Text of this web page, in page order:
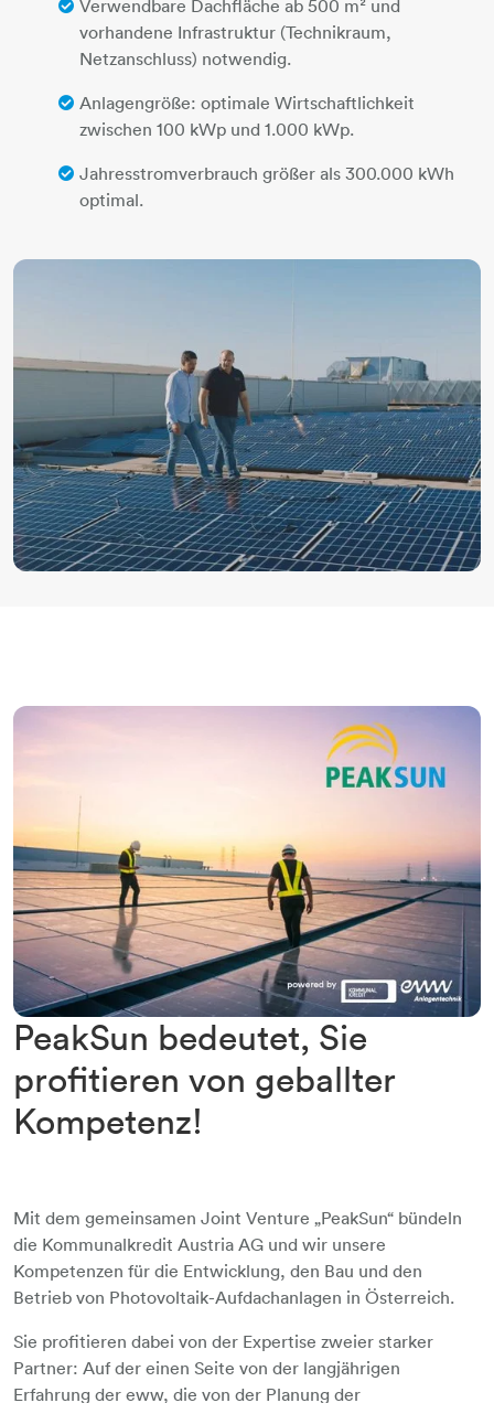
Verwendbare Dachfläche ab 500 m² und
vorhandene Infrastruktur (Technikraum,
Netzanschluss) notwendig.
Anlagengröße: optimale Wirtschaftlichkeit
zwischen 100 kWp und 1.000 kWp.
Jahresstromverbrauch größer als 300.000 kWh
optimal.
PeakSun bedeutet, Sie
profitieren von geballter
Kompetenz!
Mit dem gemeinsamen Joint Venture „PeakSun“ bündeln
die Kommunalkredit Austria AG und wir unsere
Kompetenzen für die Entwicklung, den Bau und den
Betrieb von Photovoltaik-Aufdachanlagen in Österreich.
Sie profitieren dabei von der Expertise zweier starker
Partner: Auf der einen Seite von der langjährigen
Erfahrung der eww, die von der Planung der